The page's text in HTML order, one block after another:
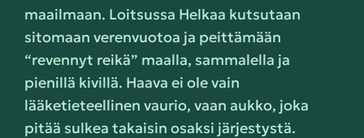
maailmaan. Loitsussa Helkaa kutsutaan
sitomaan verenvuotoa ja peittämään
“revennyt reikä” maalla, sammalella ja
pienillä kivillä. Haava ei ole vain
lääketieteellinen vaurio, vaan aukko, joka
pitää sulkea takaisin osaksi järjestystä.